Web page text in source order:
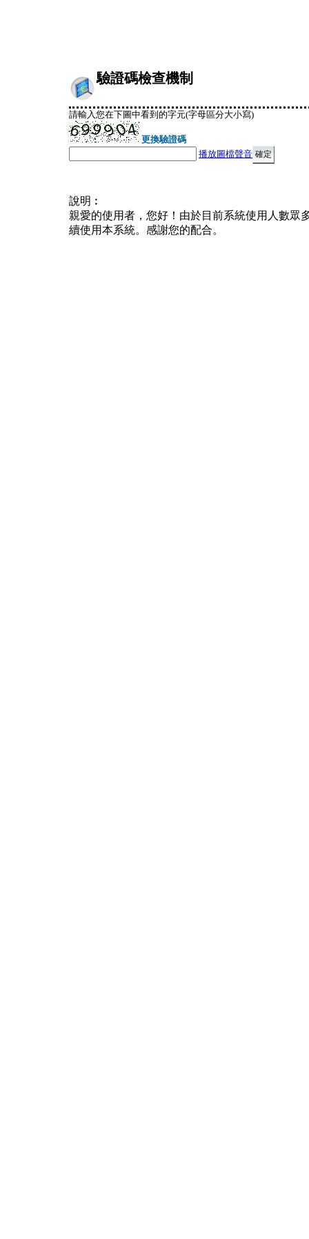
驗證碼檢查機制
請輸入您在下圖中看到的字元(字母區分大小寫)
更換驗證碼
播放圖檔聲音
說明︰
親愛的使用者，您好！由於目前系統使用人數眾
續使用本系統。感謝您的配合。